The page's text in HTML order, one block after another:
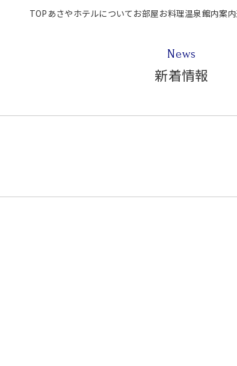
TOP あさやホテルについて お部屋お料理温泉館内案内
News
新着情報